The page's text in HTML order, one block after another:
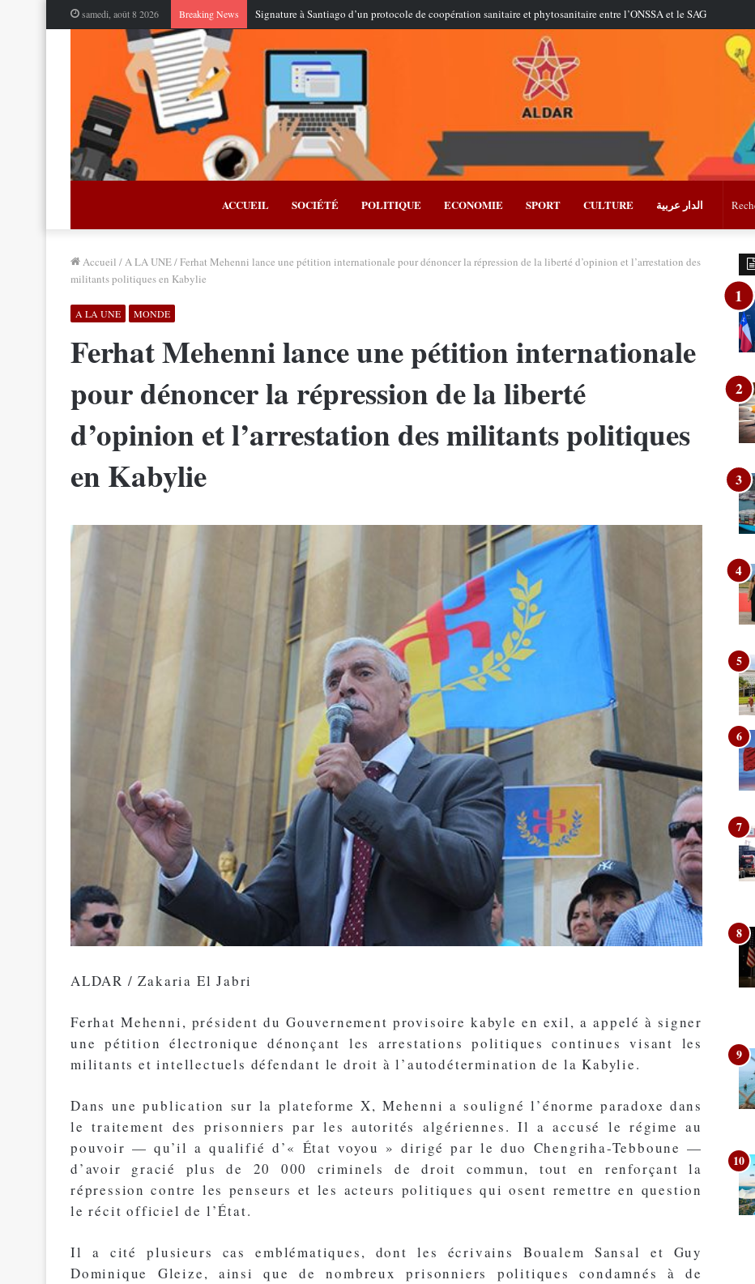
samedi, août 8 2026 Breaking News Le Maroc et les États-Unis réussissent le premier essai en conditions réelles d’un missile de croisière à longue portée
ACCUEIL SOCIÉTÉ POLITIQUE ECONOMIE SPORT CULTURE الدار عربية
Accueil /A LA UNE/Ferhat Mehenni lance une pétition internationale pour dénoncer la répression de la liberté d’opinion et l’arrestation des
militants politiques en Kabylie
A LA UNE MONDE
Ferhat Mehenni lance une pétition internationale
pour dénoncer la répression de la liberté
d’opinion et l’arrestation des militants politiques
en Kabylie
ALDAR / Zakaria El Jabri
Ferhat Mehenni, président du Gouvernement provisoire kabyle en exil, a appelé à signer
une pétition électronique dénonçant les arrestations politiques continues visant les
militants et intellectuels défendant le droit à l’autodétermination de la Kabylie.
Dans une publication sur la plateforme X, Mehenni a souligné l’énorme paradoxe dans
le traitement des prisonniers par les autorités algériennes. Il a accusé le régime au
pouvoir — qu’il a qualifié d’« État voyou » dirigé par le duo Chengriha-Tebboune —
d’avoir gracié plus de 20 000 criminels de droit commun, tout en renforçant la
répression contre les penseurs et les acteurs politiques qui osent remettre en question
le récit officiel de l’État.
Il a cité plusieurs cas emblématiques, dont les écrivains Boualem Sansal et Guy
Dominique Gleize, ainsi que de nombreux prisonniers politiques condamnés à de